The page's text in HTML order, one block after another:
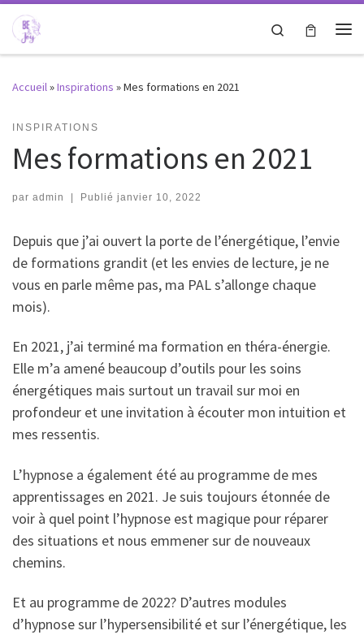
Passer au contenu
Search
Accueil»Inspirations »Mes formations en 2021
INSPIRATIONS
Mes formations en 2021
par admin | Publié janvier 10, 2022
Depuis que j’ai ouvert la porte de l’énergétique, l’envie
de formations grandit (et les envies de lecture, je ne
vous en parle même pas, ma PAL s’allonge chaque
mois).
En 2021, j’ai terminé ma formation en théra-énergie.
Elle m’a amené beaucoup d’outils pour les soins
énergétiques mais surtout un travail sur moi en
profondeur et une invitation à écouter mon intuition et
mes ressentis.
L’hypnose a également été au programme de mes
apprentissages en 2021. Je suis toujours étonnée de
voir à quel point l’hypnose est magique pour réparer
des situations et nous emmener sur de nouveaux
chemins.
Et au programme de 2022? D’autres modules
d’hypnose sur l’hypersensibilité et sur l’énergétique, les